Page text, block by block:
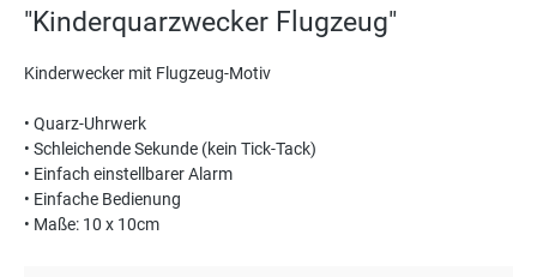
"Kinderquarzwecker Flugzeug"
Kinderwecker mit Flugzeug-Motiv
• Quarz-Uhrwerk
• Schleichende Sekunde (kein Tick-Tack)
• Einfach einstellbarer Alarm
• Einfache Bedienung
• Maße: 10 x 10cm